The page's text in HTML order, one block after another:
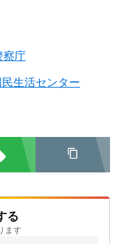
察庁
生活センター
る
ます